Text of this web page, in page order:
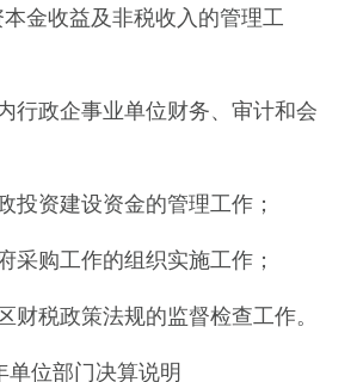
金收益及非税收入的管理工
行政企事业单位财务、审计和会
投资建设资金的管理工作；
采购工作的组织实施工作；
财税政策法规的监督检查工作。
单位部门决算说明